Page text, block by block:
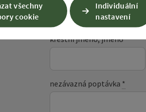
Pole označená*jsou povinná
křestní jméno, jméno
nezávazná poptávka *
všechny
cookie
Individuální
nastavení